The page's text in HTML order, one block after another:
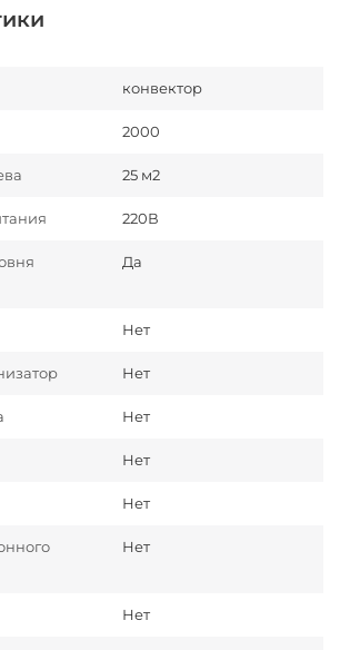
конвектор
2000
25 м2
220В
Да
Нет
Нет
Нет
Нет
Нет
Нет
Нет